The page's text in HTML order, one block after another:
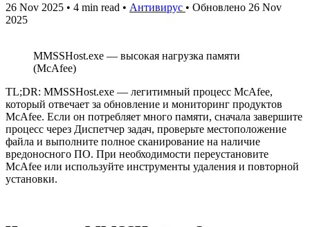
26 Nov 2025 • 4 min read • Антивирус • Обновлено 26 Nov
2025
MMSSHost.exe — высокая нагрузка памяти
(McAfee)
TL;DR: MMSSHost.exe — легитимный процесс McAfee,
который отвечает за обновление и мониторинг продуктов
McAfee. Если он потребляет много памяти, сначала завершите
процесс через Диспетчер задач, проверьте местоположение
файла и выполните полное сканирование на наличие
вредоносного ПО. При необходимости переустановите
McAfee или используйте инструменты удаления и повторной
установки.